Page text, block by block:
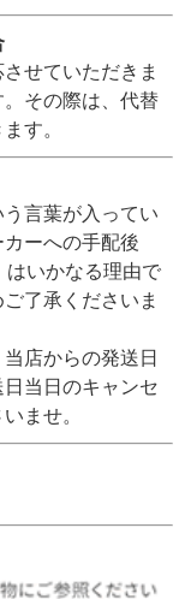
せていただきま
その際は、代替
す。
言葉が入ってい
ーへの手配後
はいかなる理由で
了承くださいま
店からの発送日
当日のキャンセ
ませ。